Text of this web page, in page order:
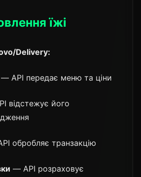
їжі
Delivery:
— API передає меню та ціни
відстежує його
обробляє транзакцію
— API розраховує